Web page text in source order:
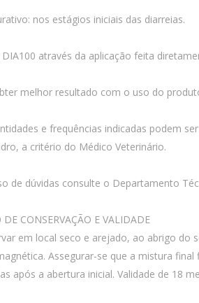
nos estágios iniciais das diarreias.
através da aplicação feita
melhor resultado com o uso do
e frequências indicadas podem
a critério do Médico Veterinário.
de dúvidas consulte o Departamento
CONSERVAÇÃO E VALIDADE
em local seco e arejado, ao abrigo
Assegurar-se que a mistura
após a abertura inicial. Validade de 18